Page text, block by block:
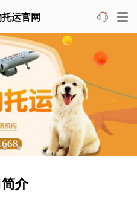
运官网
介